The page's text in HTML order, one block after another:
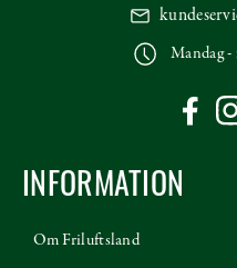
Mandag
INFORMATION
Om Friluftsland